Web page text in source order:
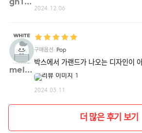
gh19**
2024.12.06
melod**
구매옵션 Pop
박스에서 가랜드가 나오는 디자인이
2024.03.11
더 많은 후기 보기